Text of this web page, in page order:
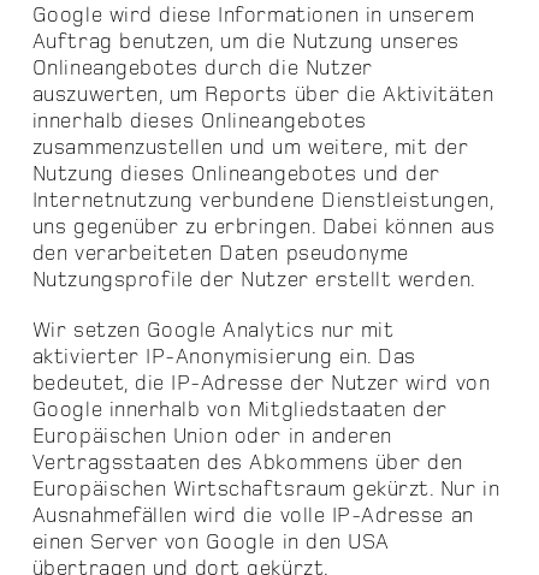
Google wird diese Informationen in unserem
Auftrag benutzen, um die Nutzung unseres
Onlineangebotes durch die Nutzer
auszuwerten, um Reports über die Aktivitäten
innerhalb dieses Onlineangebotes
zusammenzustellen und um weitere, mit der
Nutzung dieses Onlineangebotes und der
Internetnutzung verbundene Dienstleistungen,
uns gegenüber zu erbringen. Dabei können aus
den verarbeiteten Daten pseudonyme
Nutzungsprofile der Nutzer erstellt werden.
Wir setzen Google Analytics nur mit
aktivierter IP-Anonymisierung ein. Das
bedeutet, die IP-Adresse der Nutzer wird von
Google innerhalb von Mitgliedstaaten der
Europäischen Union oder in anderen
Vertragsstaaten des Abkommens über den
Europäischen Wirtschaftsraum gekürzt. Nur in
Ausnahmefällen wird die volle IP-Adresse an
einen Server von Google in den USA
übertragen und dort gekürzt.